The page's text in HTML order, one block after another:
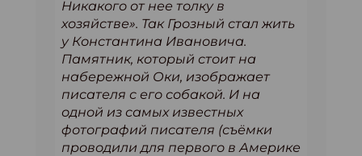
Никакого от нее толку в
хозяйстве». Так Грозный стал жить
у Константина Ивановича.
Памятник, который стоит на
набережной Оки, изображает
писателя с его собакой. И на
одной из самых известных
фотографий писателя (съёмки
проводили для первого в Америке